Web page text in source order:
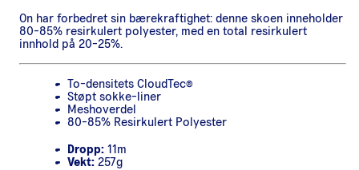
On har forbedret sin bærekraftighet: denne skoen inneholder
80-85% resirkulert polyester, med en total resirkulert
innhold på 20-25%.
To-densitets CloudTec®
Støpt sokke-liner
Meshoverdel
80-85% Resirkulert Polyester
Dropp: 11m
Vekt: 257g